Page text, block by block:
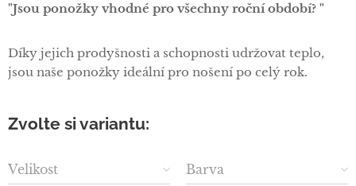
"Jsou ponožky vhodné pro všechny roční období? "
Díky jejich prodyšnosti a schopnosti udržovat teplo,
jsou naše ponožky ideální pro nošení po celý rok.
Zvolte si variantu:
Velikost Barva